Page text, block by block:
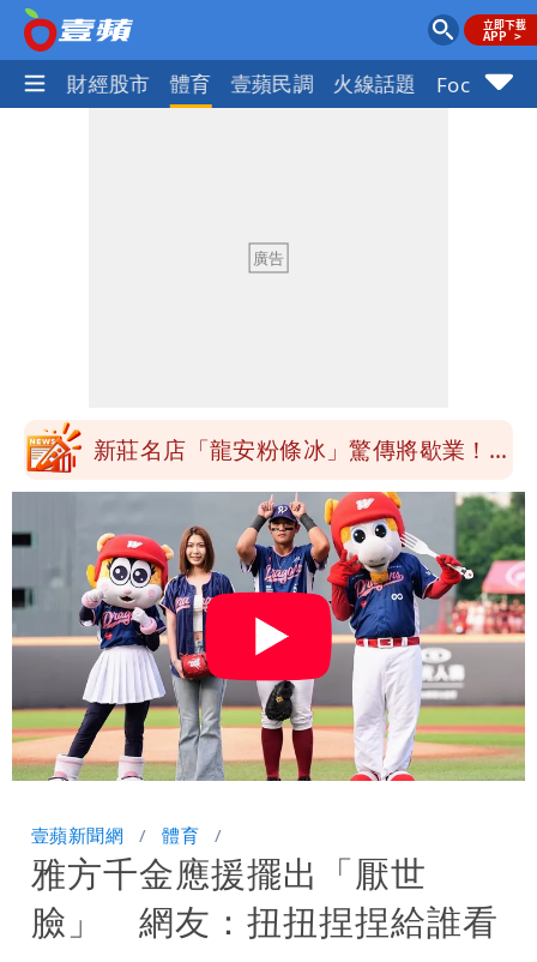
國際 財經股市 體育 壹蘋民調 火線話題 Focus+
住！徐巧芯籲不必出征像青鳥
3資深房仲涉犯《個資法》遭搜索約談
新莊名店「龍安粉條冰」驚傳將歇業！饕
饒河小吃店要沈伯洋簽名再秀蔣萬安被蓋
住！徐巧芯籲不必出征像青鳥
3資深房仲涉犯《個資法》遭搜索約談
士檢訊後全部聲押禁見
壹蘋新聞網 體育
雅方千金應援擺出「厭世
臉」 網友：扭扭捏捏給誰看